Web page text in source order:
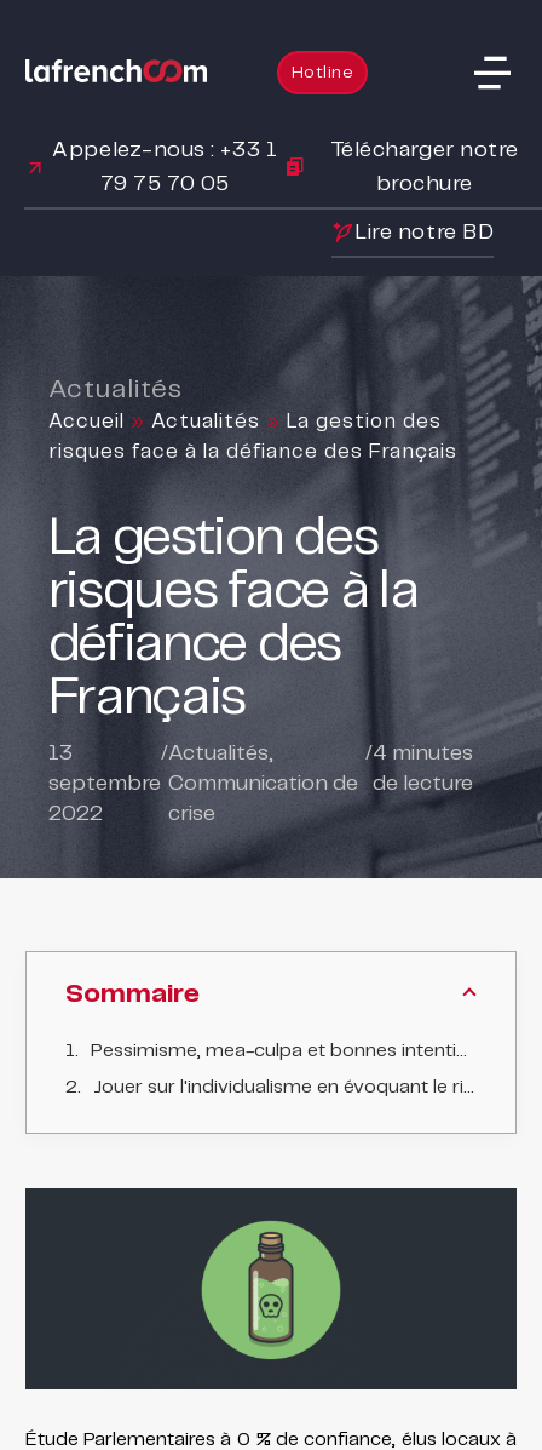
Hotline
Appelez-nous : +33 1
79 75 70 05
Télécharger notre
brochure
Lire notre BD
Actualités
Accueil » Actualités » La gestion des
risques face à la défiance des Français
La gestion des
risques face à la
défiance des
Français
13
septembre
2022
/Actualités,
Communication de
crise
/4 minutes
de lecture
Sommaire
Pessimisme, mea-culpa et bonnes intentions
Jouer sur l'individualisme en évoquant le risque imminent
Étude Parlementaires à 0 % de confiance, élus locaux à